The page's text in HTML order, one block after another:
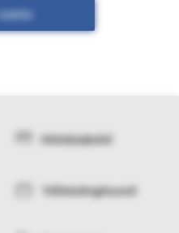
Mõõdutabelid
Tellimistingimused